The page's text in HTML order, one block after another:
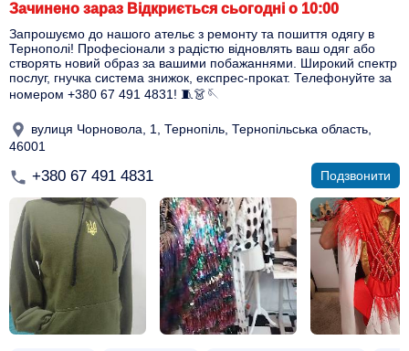
Зачинено зараз Відкриється сьогодні о 10:00
Запрошуємо до нашого ательє з ремонту та пошиття одягу в
Тернополі! Професіонали з радістю відновлять ваш одяг або
створять новий образ за вашими побажаннями. Широкий спектр
послуг, гнучка система знижок, експрес-прокат. Телефонуйте за
номером +380 67 491 4831! 🧵👗🪡
вулиця Чорновола, 1, Тернопіль, Тернопільська область,
46001
+380 67 491 4831 Подзвонити